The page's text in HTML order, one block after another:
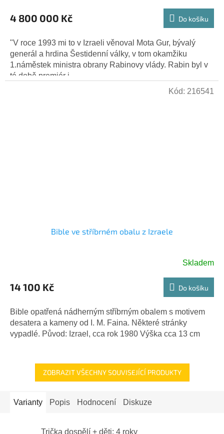
4 800 000 Kč Do košíku
"V roce 1993 mi to v Izraeli věnoval Mota Gur, bývalý
generál a hrdina Šestidenní války, v tom okamžiku
1.náměstek ministra obrany Rabinovy vlády. Rabin byl v
té době premiér i...
Bible ve stříbrném obalu z Izraele
Skladem
14 100 Kč Do košíku
Bible opatřená nádherným stříbrným obalem s motivem
desatera a kameny od I. M. Faina. Některé stránky
vypadlé. Původ: Izrael, cca rok 1980 Výška cca 13 cm
Kód: 216541
ZOBRAZIT VŠECHNY SOUVISEJÍCÍ PRODUKTY
Varianty Popis Hodnocení Diskuze
Trička dospělí + děti: 4 roky